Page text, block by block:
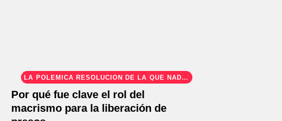
LA POLÉMICA RESOLUCIÓN DE LA QUE NADIE
HABLA
Por qué fue clave el rol del
macrismo para la liberación de